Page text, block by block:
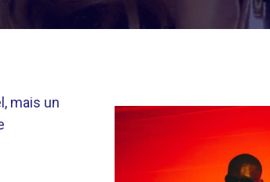
mais un